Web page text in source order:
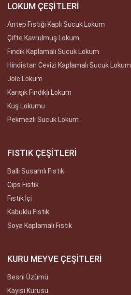
LOKUM ÇEŞİTLERİ
Antep Fıstığı Kaplı Sucuk Lokum
Çifte Kavrulmuş Lokum
Fındık Kaplamalı Sucuk Lokum
Hindistan Cevizi Kaplamalı Sucuk Lokum
Jöle Lokum
Karışık Fındıklı Lokum
Kuş Lokumu
Pekmezli Sucuk Lokum
FISTIK ÇEŞİTLERİ
Ballı Susamlı Fıstık
Cips Fıstık
Fıstık İçi
Kabuklu Fıstık
Soya Kaplamalı Fıstık
KURU MEYVE ÇEŞİTLERİ
Besni Üzümü
Kayısı Kurusu